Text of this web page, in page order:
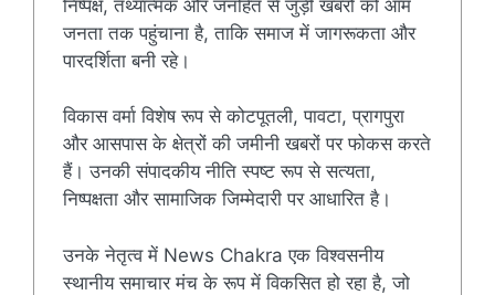
निष्पक्ष, तथ्यात्मक और जनहित से जुड़ी खबरों को आम
जनता तक पहुंचाना है, ताकि समाज में जागरूकता और
पारदर्शिता बनी रहे।
विकास वर्मा विशेष रूप से कोटपूतली, पावटा, प्रागपुरा
और आसपास के क्षेत्रों की जमीनी खबरों पर फोकस करते
हैं। उनकी संपादकीय नीति स्पष्ट रूप से सत्यता,
निष्पक्षता और सामाजिक जिम्मेदारी पर आधारित है।
उनके नेतृत्व में News Chakra एक विश्वसनीय
स्थानीय समाचार मंच के रूप में विकसित हो रहा है, जो